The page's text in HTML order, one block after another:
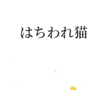
はちわれ猫